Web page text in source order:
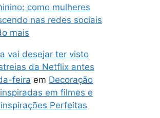
como mulheres
nas redes sociais
mais
vai desejar ter visto
da Netflix antes
feira em Decoração
em filmes e
Perfeitas